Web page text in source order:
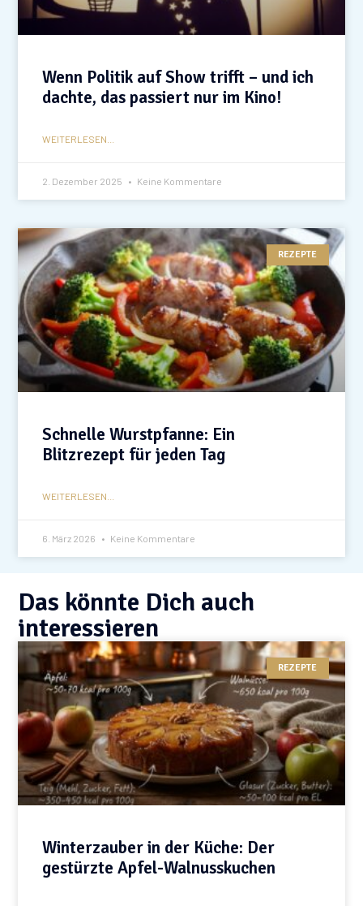
Wenn Politik auf Show trifft – und ich
dachte, das passiert nur im Kino!
WEITERLESEN...
2. Dezember 2025 Keine Kommentare
REZEPTE
Schnelle Wurstpfanne: Ein
Blitzrezept für jeden Tag
WEITERLESEN...
6. März 2026 Keine Kommentare
Das könnte Dich auch
interessieren
REZEPTE
Winterzauber in der Küche: Der
gestürzte Apfel-Walnusskuchen